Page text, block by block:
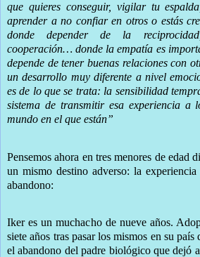
que quieres conseguir, vigilar tu
aprender a no confiar en otros o estás
donde depender de la
cooperación… donde la empatía es
depende de tener buenas relaciones con
un desarrollo muy diferente a nivel
es de lo que se trata: la sensibilidad
sistema de transmitir esa experiencia a
mundo en el que están”
Pensemos ahora en tres menores de edad
un mismo destino adverso: la
abandono:
Iker es un muchacho de nueve años.
siete años tras pasar los mismos en su
el abandono del padre biológico que dejó